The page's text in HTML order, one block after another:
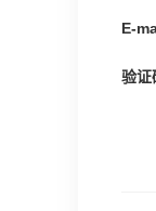
E-
验证